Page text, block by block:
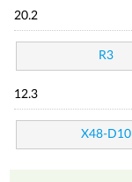
20.2
R3
12.3
X48-D10